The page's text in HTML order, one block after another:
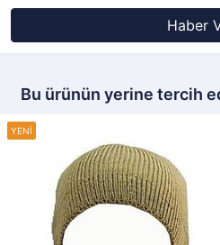
Haber
Bu ürünün yerine tercih